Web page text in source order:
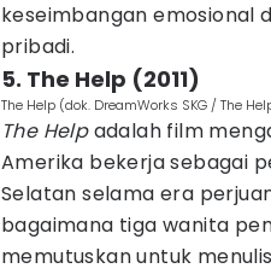
keseimbangan emosional
pribadi.
5. The Help (2011)
The Help (dok. DreamWorks SKG / The
The Helpadalah film
Amerika bekerja sebagai
Selatan selama era
bagaimana tiga wanita
memutuskan untuk